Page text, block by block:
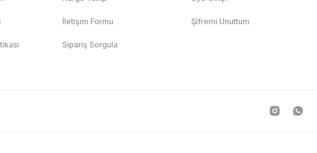
İletişim Formu
Sipariş Sorgula
Şifremi Unuttum